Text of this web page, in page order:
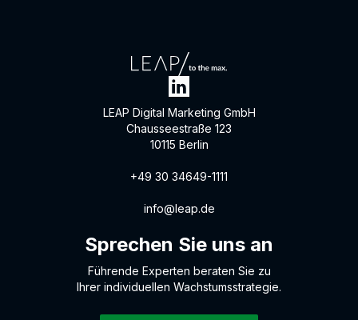
LEAP Digital Marketing GmbH
Chausseestraße 123
10115 Berlin
+49 30 34649-1111
info@leap.de
Sprechen Sie uns an
Führende Experten beraten Sie zu
Ihrer individuellen Wachstumsstrategie.